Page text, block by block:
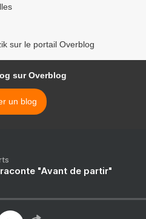
sur le portail Overblog
sur Overblog
un blog
"Avant de partir"